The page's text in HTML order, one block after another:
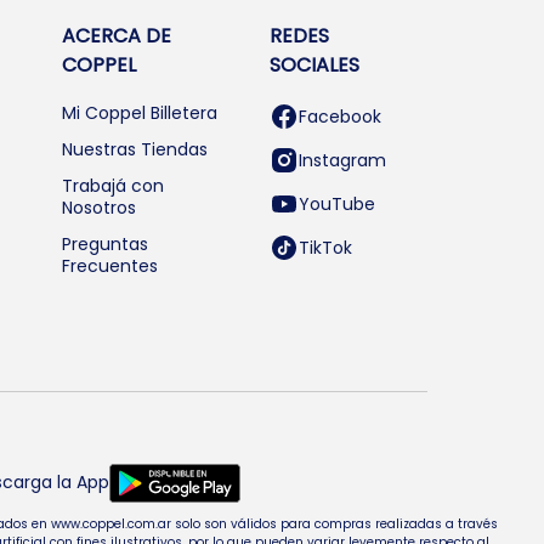
ACERCA DE
COPPEL
Mi Coppel Billetera
Nuestras Tiendas
Trabajá con
Nosotros
Preguntas
Frecuentes
REDES
SOCIALES
Facebook
Instagram
YouTube
TikTok
la App
en www.coppel.com.ar solo son válidos para compras realizadas a través